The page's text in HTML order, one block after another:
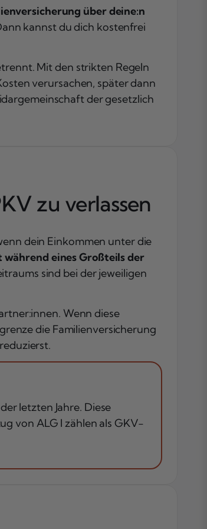
über deine:n
kannst du dich kostenfrei
Mit den strikten Regeln
verursachen, später dann
der gesetzlich
zu verlassen
dein Einkommen unter die
während eines Großteils der
sind bei der jeweiligen
Wenn diese
die Familienversicherung
letzten Jahre. Diese
von ALG I zählen als GKV-